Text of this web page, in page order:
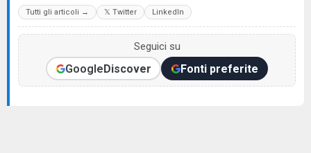
Tutti gli articoli → 𝕏 Twitter LinkedIn
Seguici su
GoogleDiscover Fonti preferite